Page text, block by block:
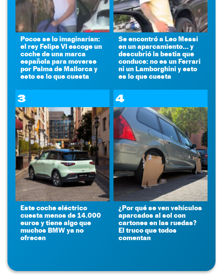
Pocos se lo imaginarían:
el rey Felipe VI escoge un
coche de una marca
española para moverse
por Palma de Mallorca y
esto es lo que cuesta
Se encontró a Leo Messi
en un aparcamiento... y
descubrió la bestia que
conduce: no es un Ferrari
ni un Lamborghini y esto
es lo que cuesta
3
Este coche eléctrico
cuesta menos de 14.000
euros y tiene algo que
muchos BMW ya no
ofrecen
4
¿Por qué se ven vehículos
aparcados al sol con
cartones en las ruedas?
El truco que todos
comentan